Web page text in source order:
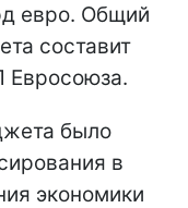
евро. Общий
составит
Евросоюза.
было
в
экономики